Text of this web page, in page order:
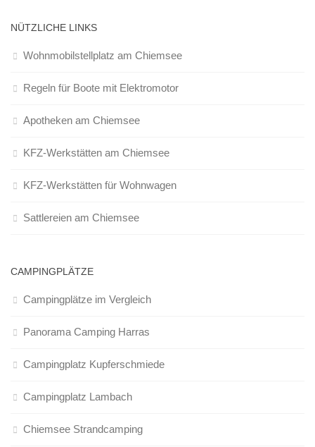
NÜTZLICHE LINKS
Wohnmobilstellplatz am Chiemsee
Regeln für Boote mit Elektromotor
Apotheken am Chiemsee
KFZ-Werkstätten am Chiemsee
KFZ-Werkstätten für Wohnwagen
Sattlereien am Chiemsee
CAMPINGPLÄTZE
Campingplätze im Vergleich
Panorama Camping Harras
Campingplatz Kupferschmiede
Campingplatz Lambach
Chiemsee Strandcamping